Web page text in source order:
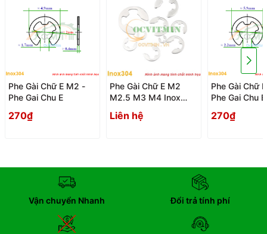
Phe Gài Chữ E M2 -
Phe Gai Chu E
270₫
Phe Gài Chữ E M2
M2.5 M3 M4 Inox
Liên hệ
Phe Gài Chữ
Phe Gai Chu E
270₫
Vận chuyển Nhanh Đổi trả tính phí